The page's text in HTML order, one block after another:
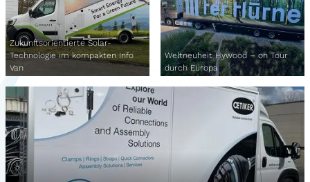
Zukunftsorientierte Solar-
Technologie im kompakten Info
Van
Weltneuheit Hywood – on Tour
durch Europa